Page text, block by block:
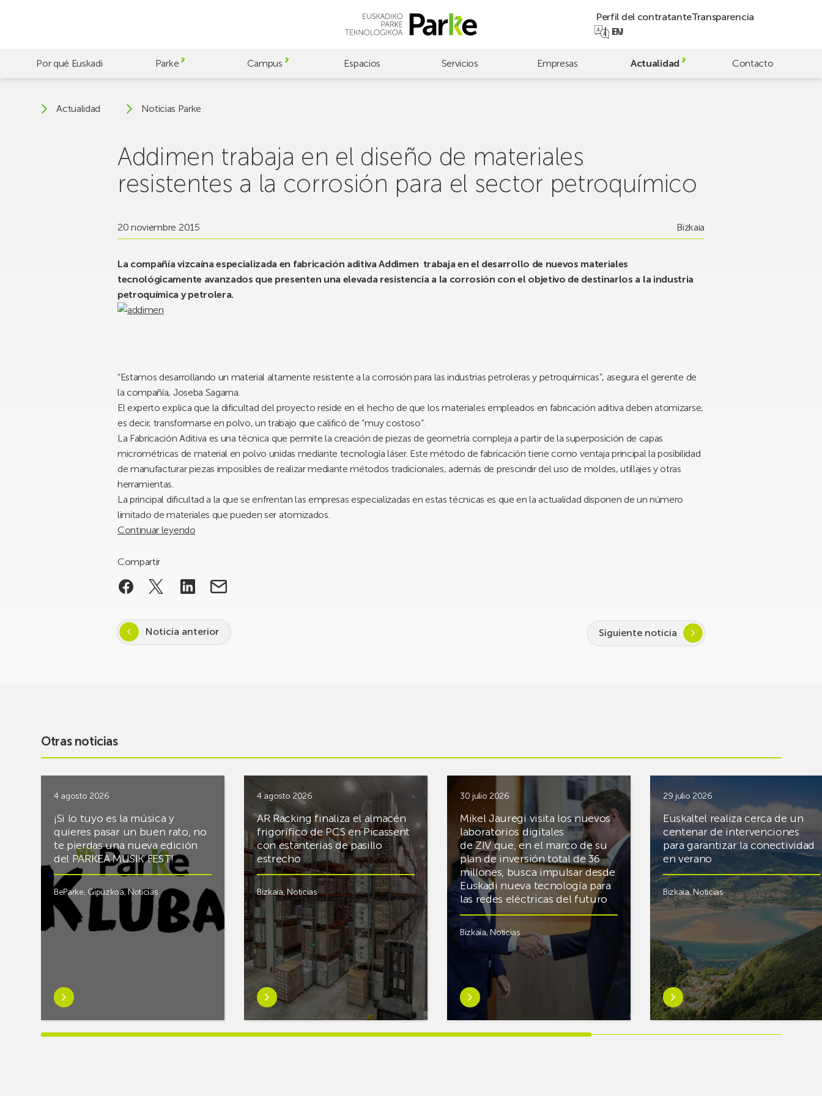
Perfil del contratanteTransparencia
EU
EN
Por qué Euskadi Parke Campus Espacios Servicios Empresas Actualidad Contacto
Actualidad Noticias Parke
Addimen trabaja en el diseño de materiales
resistentes a la corrosión para el sector petroquímico
20 noviembre 2015 Bizkaia
La compañía vizcaína especializada en fabricación aditiva Addimen trabaja en el desarrollo de nuevos materiales
tecnológicamente avanzados que presenten una elevada resistencia a la corrosión con el objetivo de destinarlos a la industria
petroquímica y petrolera.
“Estamos desarrollando un material altamente resistente a la corrosión para las industrias petroleras y petroquímicas”, asegura el gerente de
la compañía, Joseba Sagarna.
El experto explica que la dificultad del proyecto reside en el hecho de que los materiales empleados en fabricación aditiva deben atomizarse,
es decir, transformarse en polvo, un trabajo que calificó de “muy costoso”.
La Fabricación Aditiva es una técnica que permite la creación de piezas de geometría compleja a partir de la superposición de capas
micrométricas de material en polvo unidas mediante tecnología láser. Este método de fabricación tiene como ventaja principal la posibilidad
de manufacturar piezas imposibles de realizar mediante métodos tradicionales, además de prescindir del uso de moldes, utillajes y otras
herramientas.
La principal dificultad a la que se enfrentan las empresas especializadas en estas técnicas es que en la actualidad disponen de un número
limitado de materiales que pueden ser atomizados.
Continuar leyendo
Compartir
Noticia anterior Siguiente noticia
Otras noticias
4 agosto 2026
¡Si lo tuyo es la música y
quieres pasar un buen rato, no
te pierdas una nueva edición
del PARKEA MUSIK FEST!
BeParke, Gipuzkoa,Noticias
Saber
más
sobre¡Si
lo
4 agosto 2026
AR Racking finaliza el almacén
frigorífico de PCS en Picassent
con estanterías de pasillo
estrecho
Bizkaia,Noticias
Saber
más
sobreAR
Racking
30 julio 2026
Mikel Jauregi visita los nuevos
laboratorios digitales
de ZIV que, en el marco de su
plan de inversión total de 36
millones, busca impulsar desde
Euskadi nueva tecnología para
las redes eléctricas del futuro
Bizkaia,Noticias
Saber
más
sobreMikel
Jauregi
29 julio 2026
Euskaltel realiza cerca de un
centenar de intervenciones
para garantizar la conectividad
en verano
Bizkaia,Noticias
Saber
más
sobreEuskaltel
realiza